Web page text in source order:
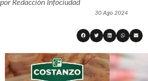
porRedacción Infociudad
30 Ago 2024